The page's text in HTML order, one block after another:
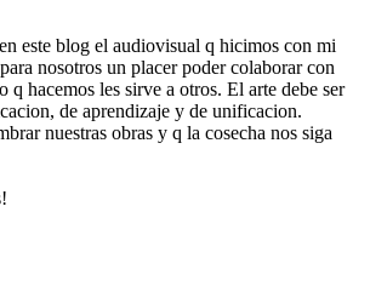
este blog el audiovisual q hicimos con mi
nosotros un placer poder colaborar con
q hacemos les sirve a otros. El arte debe ser
de aprendizaje y de unificacion.
nuestras obras y q la cosecha nos siga